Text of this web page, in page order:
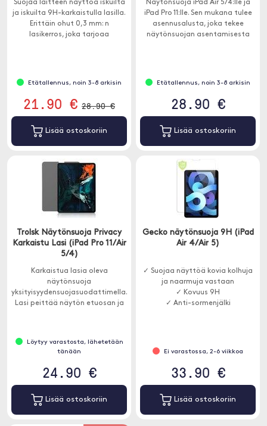
Suojaa laitteen näyttöä iskuilta
ja iskuilta 9H-karkaistulla lasilla.
Erittäin ohut 0,3 mm: n
lasikerros, joka tarjoaa
Etätallennus, noin 3-8 arkisin
21.90 € 28.90 €
Lisää ostoskoriin
Näytönsuoja iPad Air 5/4:lle ja
iPad Pro 11:lle. Sen mukana tulee
asennusalusta, joka tekee
näytönsuojan asentamisesta
Etätallennus, noin 3-8 arkisin
28.90 €
Lisää ostoskoriin
Trolsk Näytönsuoja Privacy
Karkaistu Lasi (iPad Pro 11/Air
5/4)
Karkaistua lasia oleva
näytönsuoja
yksityisyydensuojasuodattimella.
Lasi peittää näytön etuosan ja
Löytyy varastosta, lähetetään
tänään
24.90 €
Lisää ostoskoriin
Gecko näytönsuoja 9H (iPad
Air 4/Air 5)
✓ Suojaa näyttöä kovia kolhuja
ja naarmuja vastaan
✓ Kovuus 9H
✓ Anti-sormenjälki
Ei varastossa, 2-6 viikkoa
33.90 €
Lisää ostoskoriin